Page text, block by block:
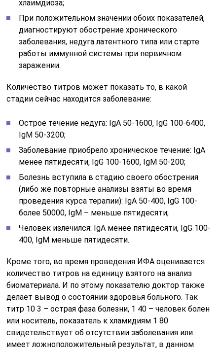
хлаимдиоза;
При положительном значении обоих показателей,
диагностируют обострение хронического
заболевания, недуга латентного типа или старте
работы иммунной системы при первичном
заражении.
Количество титров может показать то, в какой
стадии сейчас находится заболевание:
Острое течение недуга: IgA 50-1600, IgG 100-6400,
IgM 50-3200;
Заболевание приобрело хроническое течение: IgA
менее пятидесяти, IgG 100-1600, IgM 50-200;
Болезнь вступила в стадию своего обострения
(либо же повторные анализы взяты во время
проведения курса терапии): IgA 50-400, IgG 100-
более 50000, IgM – меньше пятидесяти;
Человек излечился: IgA менее пятидесяти, IgG 100-
400, IgM меньше пятидесяти.
Кроме того, во время проведения ИФА оценивается
количество титров на единицу взятого на анализ
биоматериала. И по этому показателю доктор также
делает вывод о состоянии здоровья больного. Так
титр 10 3 – острая фаза болезни, 1 40 – человек болен
или носитель, показатель к хламидиям 1 80
свидетельствует об отсутствии заболевания или
имеет ложноположительный результат, в данном